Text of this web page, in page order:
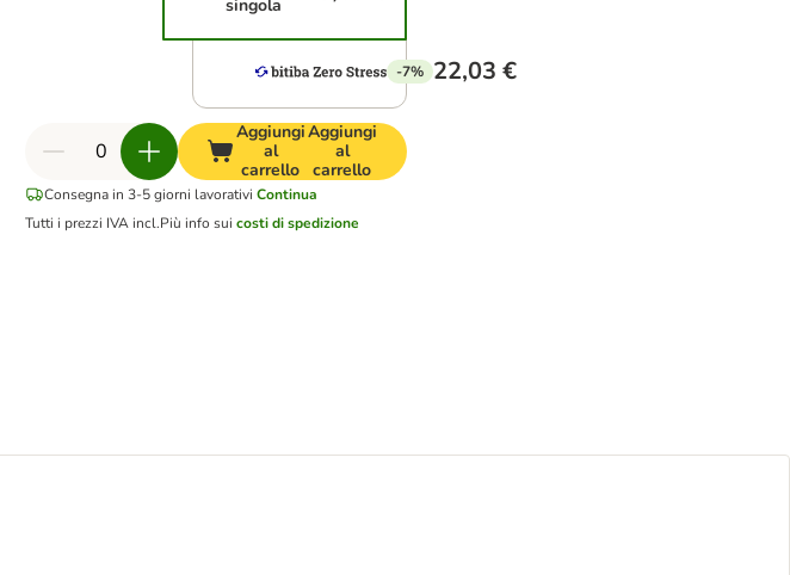
singola
-7% 22,03 €
Aggiungi
al
carrello
Aggiungi
al
carrello
Consegna in 3-5 giorni lavorativi Continua
Tutti i prezzi IVA incl.Più info sui costi di spedizione